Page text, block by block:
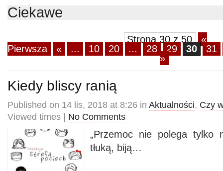
Ciekawe
Strona 30 z 50
«
Pierwsza
« ... 10 20 ... 28 29 30
31
»
Kiedy bliscy ranią
Published on 14 lis, 2018 at 8:26 in Aktualności, Czy
Viewed times | No Comments
„Przemoc nie polega
tłuką, biją…